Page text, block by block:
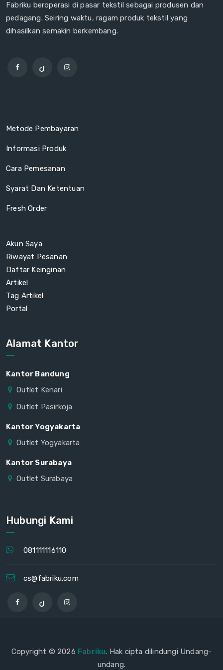
Fabriku beroperasi di pasar tekstil sebagai produsen dan
pedagang. Seiring waktu, ragam produk tekstil yang
dihasilkan semakin berkembang.
Metode Pembayaran
Informasi Produk
Cara Pemesanan
Syarat Dan Ketentuan
Fresh Order
Akun Saya
Riwayat Pesanan
Daftar Keinginan
Artikel
Tag Artikel
Portal
Alamat Kantor
Kantor Bandung
Outlet Kenari
Outlet Pasirkoja
Kantor Yogyakarta
Outlet Yogyakarta
Kantor Surabaya
Outlet Surabaya
Hubungi Kami
081111116110
cs@fabriku.com
Copyright © 2026 Fabriku. Hak cipta dilindungi Undang-
undang.